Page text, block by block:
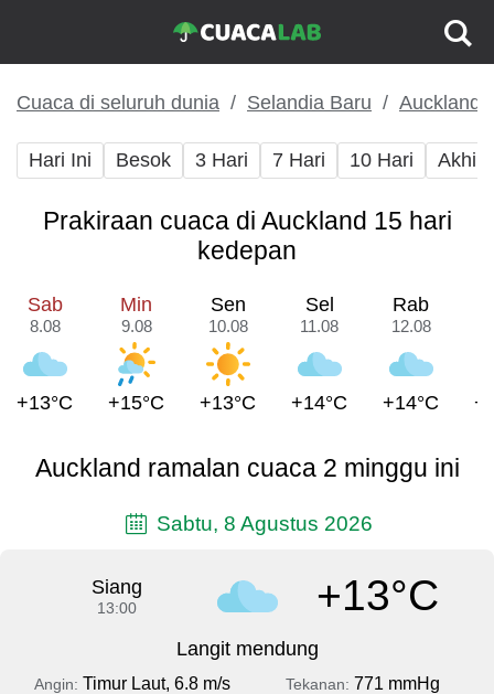
Cuaca di seluruh dunia Selandia Baru Auckland
Hari Ini Besok 3 Hari 7 Hari 10 Hari Akhir
Prakiraan cuaca di Auckland 15 hari
kedepan
Sab
8.08
+13°C
Min
9.08
+15°C
Sen
10.08
+13°C
Sel
11.08
+14°C
Rab
12.08
+14°C
Auckland ramalan cuaca 2 minggu ini
Sabtu, 8 Agustus 2026
Siang
13:00 +13°C
Langit mendung
Angin: Timur Laut, 6.8 m/s Tekanan: 771 mmHg